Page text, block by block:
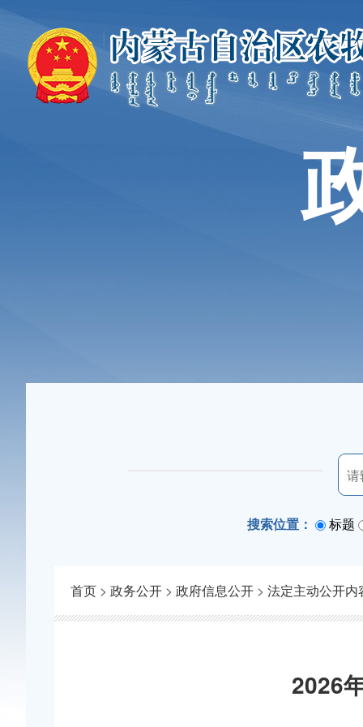
搜索位置： 标题
首页 > 政务公开 > 政府信息公开 > 法定主动公开内
2026